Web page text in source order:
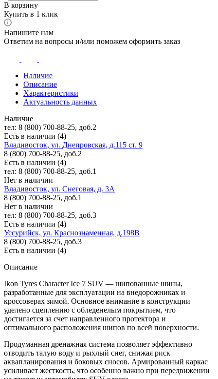
В корзину
Купить в 1 клик
Напишите нам
Ответим на вопросы и/или поможем оформить заказ
Наличие
Описание
Характеристики
Актуальность данных
Наличие
тел: 8 (800) 700-88-25, доб.2
Есть в наличии (4)
Владивосток, ул. Днепровская, д.115 ст. 9
8 (800) 700-88-25, доб.2
Есть в наличии (4)
тел: 8 (800) 700-88-25, доб.1
Нет в наличии
Владивосток, ул. Снеговая, д. 3А
8 (800) 700-88-25, доб.1
Нет в наличии
тел: 8 (800) 700-88-25, доб.3
Есть в наличии (4)
Уссурийск, ул. Краснознаменная, д.198В
8 (800) 700-88-25, доб.3
Есть в наличии (4)
Описание
Ikon Tyres Character Ice 7 SUV — шипованные шины,
разработанные для эксплуатации на внедорожниках и
кроссоверах зимой. Основное внимание в конструкции
уделено сцеплению с обледенелым покрытием, что
достигается за счет направленного протектора и
оптимального расположения шипов по всей поверхности.
Продуманная дренажная система позволяет эффективно
отводить талую воду и рыхлый снег, снижая риск
аквапланирования и боковых сносов. Армированный каркас
усиливает жесткость, что особенно важно при передвижении